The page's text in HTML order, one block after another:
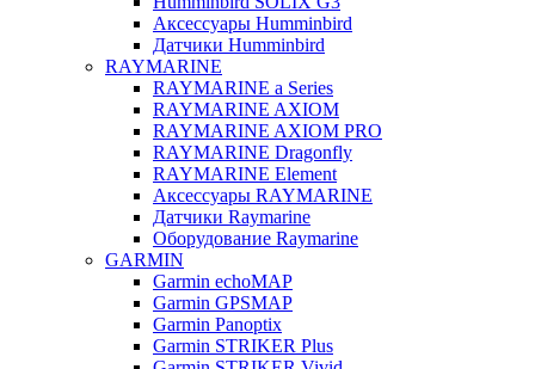
Аксессуары Humminbird
Датчики Humminbird
RAYMARINE
RAYMARINE a Series
RAYMARINE AXIOM
RAYMARINE AXIOM PRO
RAYMARINE Dragonfly
RAYMARINE Element
Аксессуары RAYMARINE
Датчики Raymarine
Оборудование Raymarine
GARMIN
Garmin echoMAP
Garmin GPSMAP
Garmin Panoptix
Garmin STRIKER Plus